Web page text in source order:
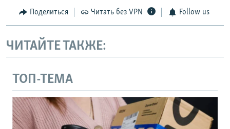
Поделиться Читать без VPN Follow us
ЧИТАЙТЕ ТАКЖЕ:
ТОП-ТЕМА